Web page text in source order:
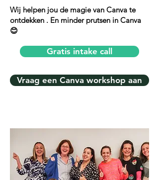
Wij helpen jou de magie van Canva te
ontdekken . En minder prutsen in Canva
😊
Gratis intake call
Vraag een Canva workshop aan